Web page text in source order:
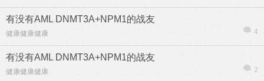
有没有AML DNMT3A+NPM1的战友
健康健康健康 4
有没有AML DNMT3A+NPM1的战友
健康健康健康 2